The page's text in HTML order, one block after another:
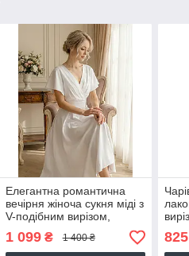
Елегантна романтична
вечірня жіноча сукня міді з
V-подібним вирізом,
1 099₴ 1 400 ₴ 825